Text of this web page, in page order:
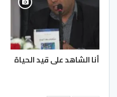
أنا الشاهد على قيد الحياة